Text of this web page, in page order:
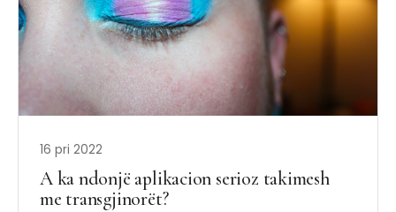
16 pri 2022
A ka ndonjë aplikacion serioz takimesh
me transgjinorët?